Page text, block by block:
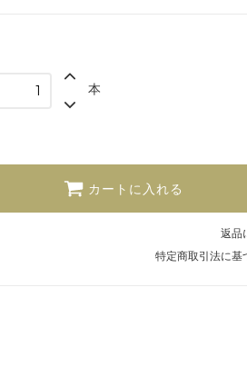
本
カートに入れる
返品
特定商取引法に基